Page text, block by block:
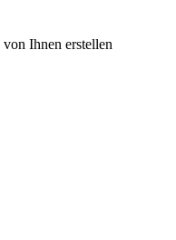
Ihnen erstellen